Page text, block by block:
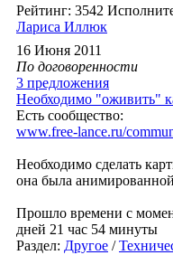
Рейтинг: 3542
Лариса Иллюк
16 Июня 2011
По договоренности
3 предложения
Необходимо "оживить"
Есть сообщество:
www.free-lance.ru/
Необходимо сделать
она была
Прошло времени с
дней 21 час 54 минуты
Раздел: Другое /